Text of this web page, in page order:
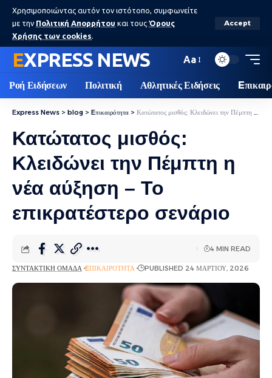
Χρησιμοποιώντας αυτόν τον ιστότοπο, συμφωνείτε
με την Πολιτική Απορρήτου και τους Όρους
Χρήσης των cookies.
Accept
EXPRESS NEWS Aa
Ροή Ειδήσεων Πολιτική Αθλητικές Ειδήσεις
Express News > blog > Eπικαιρότητα > Κατώτατος μισθός: Κλειδώνει την Πέμπτη η νέα αύξηση – Το επικρατέστερο σενάριο
Κατώτατος μισθός:
Κλειδώνει την Πέμπτη η
νέα αύξηση – Το
επικρατέστερο σενάριο
ΣΥΝΤΑΚΤΙΚΉ ΟΜΆΔΑ EΠΙΚΑΙΡΌΤΗΤΑ PUBLISHED 24 ΜΑΡΤΊΟΥ, 2026
4 MIN READ